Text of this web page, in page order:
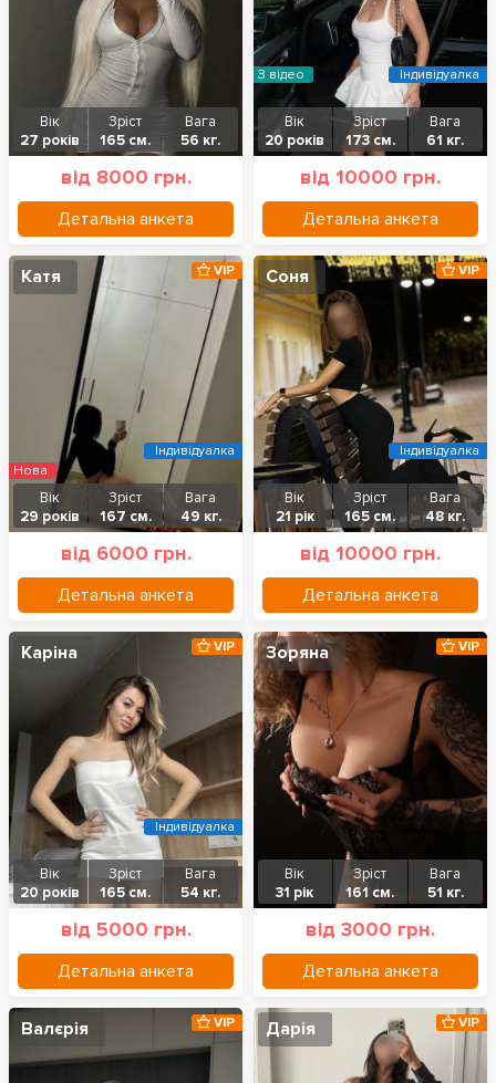
Вік
27 років
Зріст
165 см.
Вага
56 кг.
від 8000 грн.
Детальна анкета
Вік
20 років
Зріст
173 см.
Вага
61 кг.
від 10000 грн.
Детальна анкета
З відео Індивідуалка
Катя
Вік
29 років
Зріст
167 см.
Вага
49 кг.
від 6000 грн.
Детальна анкета
VIP
Нова
Індивідуалка
Соня
Вік
21 рік
Зріст
165 см.
Вага
48 кг.
від 10000 грн.
Детальна анкета
VIP
Індивідуалка
Каріна
Вік
20 років
Зріст
165 см.
Вага
54 кг.
від 5000 грн.
Детальна анкета
VIP
Індивідуалка
Зоряна
Вік
31 рік
Зріст
161 см.
Вага
51 кг.
від 3000 грн.
Детальна анкета
VIP
Валєрія VIP Дарія VIP